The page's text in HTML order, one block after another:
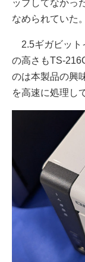
ップしてなかっ
なめられていた。
2.5ギガビット
の高さもTS-
のは本製品の興
を高速に処理し